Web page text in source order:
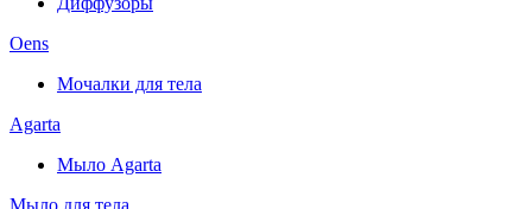
Oens
Мочалки для тела
Agarta
Мыло Agarta
Мыло для тела